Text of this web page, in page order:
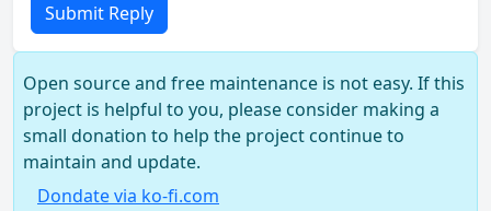
Submit Reply
Open source and free maintenance is not easy. If this
project is helpful to you, please consider making a
small donation to help the project continue to
maintain and update.
Dondate via ko-fi.com